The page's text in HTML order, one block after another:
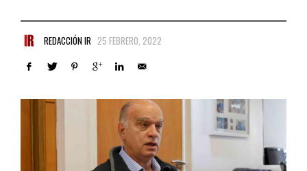
REDACCIÓN IR 25 FEBRERO, 2022